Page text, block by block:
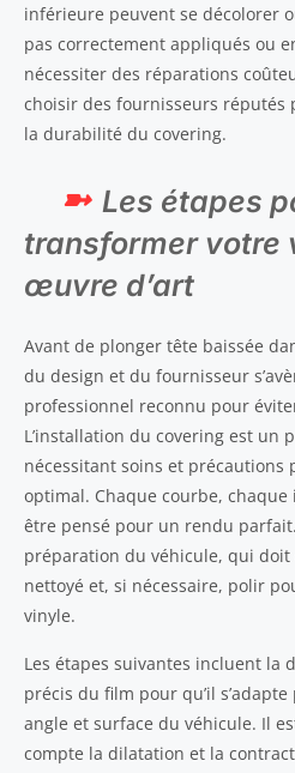
inférieure peuvent se décolorer
pas correctement appliqués ou
nécessiter des réparations
choisir des fournisseurs
la durabilité du covering.
Les étapes
transformer votre
œuvre d’art
Avant de plonger tête baissée
du design et du fournisseur
professionnel reconnu pour
L’installation du covering est un
nécessitant soins et
optimal. Chaque courbe,
être pensé pour un rendu
préparation du véhicule, qui
nettoyé et, si nécessaire, polir
vinyle.
Les étapes suivantes incluent la
précis du film pour qu’il
angle et surface du véhicule. Il
compte la dilatation et la